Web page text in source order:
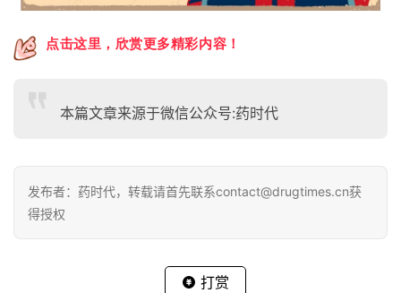
点击这里，欣赏更多精彩内容！
本篇文章来源于微信公众号:药时代
发布者：药时代，转载请首先联系contact@drugtimes.cn获
得授权
打赏